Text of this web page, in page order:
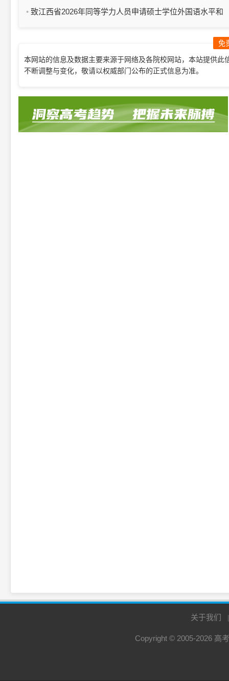
生须知
致江西省2026年同等学力人员申请硕士学位外国语水平和
免
本网站的信息及数据主要来源于网络及各院校网站，本站提供
不断调整与变化，敬请以权威部门公布的正式信息为准。
关于我们
Copyright © 2005-2026 高